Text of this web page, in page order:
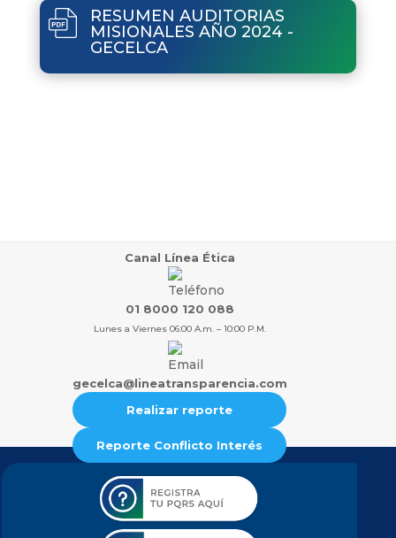
RESUMEN AUDITORIAS
MISIONALES AÑO 2024 -
GECELCA
Canal Línea Ética
01 8000 120 088
Lunes a Viernes 06:00 A.m. – 10:00 P.M.
gecelca@lineatransparencia.com
Realizar reporte
Reporte Conflicto Interés